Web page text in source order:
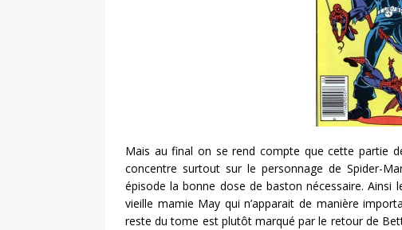
Mais au final on se rend compte que cette partie
concentre surtout sur le personnage de Spider-
épisode la bonne dose de baston nécessaire. Ainsi
vieille mamie May qui n’apparait de manière
reste du tome est plutôt marqué par le retour de